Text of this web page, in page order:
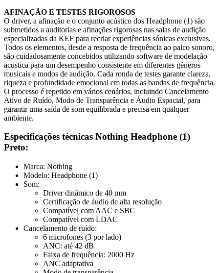
AFINAÇÃO E TESTES RIGOROSOS
O driver, a afinação e o conjunto acústico dos Headphone (1) são
submetidos a auditorias e afinações rigorosas nas salas de audição
especializadas da KEF para recriar experiências sónicas exclusivas.
Todos os elementos, desde a resposta de frequência ao palco sonoro,
são cuidadosamente concebidos utilizando software de modelação
acústica para um desempenho consistente em diferentes géneros
musicais e modos de audição. Cada ronda de testes garante clareza,
riqueza e profundidade emocional em todas as bandas de frequência.
O processo é repetido em vários cenários, incluindo Cancelamento
Ativo de Ruído, Modo de Transparência e Áudio Espacial, para
garantir uma saída de som equilibrada e precisa em qualquer
ambiente.
Especificações técnicas Nothing Headphone (1)
Preto:
Marca: Nothing
Modelo: Headphone (1)
Som:
Driver dinâmico de 40 mm
Certificação de áudio de alta resolução
Compatível com AAC e SBC
Compatível com LDAC
Cancelamento de ruído:
6 microfones (3 por lado)
ANC: até 42 dB
Faixa de frequência: 2000 Hz
ANC adaptativa